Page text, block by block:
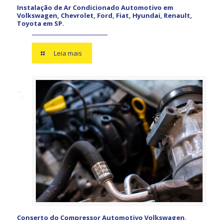
Instalação de Ar Condicionado Automotivo em
Volkswagen, Chevrolet, Ford, Fiat, Hyundai, Renault,
Toyota em SP.
Leia mais
Conserto do Compressor Automotivo Volkswagen,